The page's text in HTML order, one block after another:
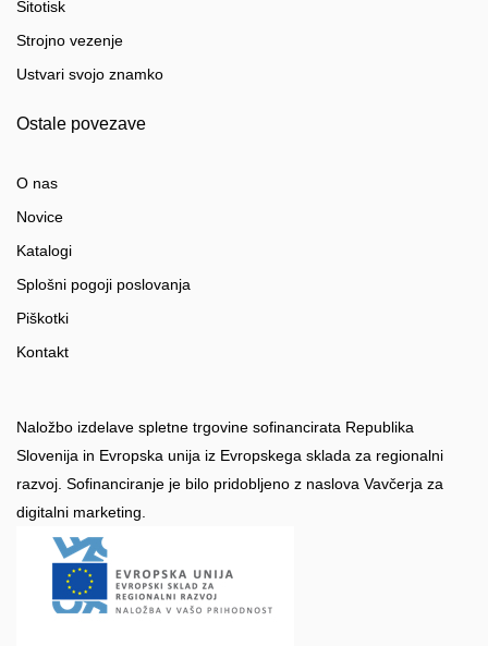
Sitotisk
Strojno vezenje
Ustvari svojo znamko
Ostale povezave
O nas
Novice
Katalogi
Splošni pogoji poslovanja
Piškotki
Kontakt
Naložbo izdelave spletne trgovine sofinancirata Republika
Slovenija in Evropska unija iz Evropskega sklada za regionalni
razvoj. Sofinanciranje je bilo pridobljeno z naslova Vavčerja za
digitalni marketing.